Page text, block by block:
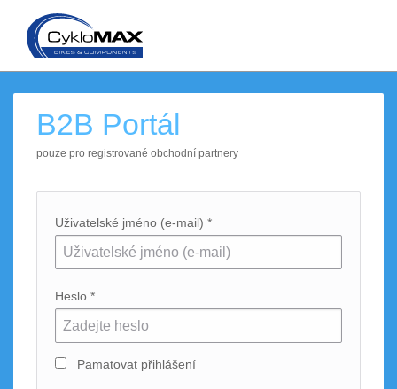
B2B Portál
pouze pro registrované obchodní partnery
Uživatelské jméno (e-mail) *
Heslo *
Pamatovat přihlášení